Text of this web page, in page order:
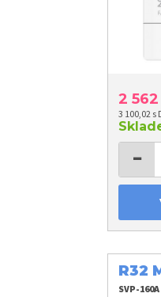
2 562
3 100,02 s
−
R32
15kW
SVP-160A